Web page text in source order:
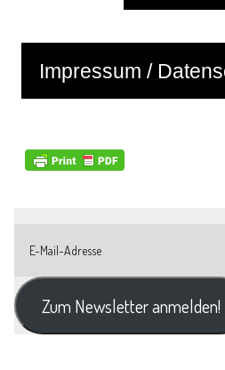
Impressum /
Zum Newsletter anmelden!